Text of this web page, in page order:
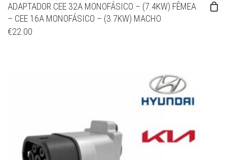
ADAPTADOR CEE 32A MONOFÁSICO – (7.4KW) FÊMEA
– CEE 16A MONOFÁSICO – (3.7KW) MACHO
€22.00